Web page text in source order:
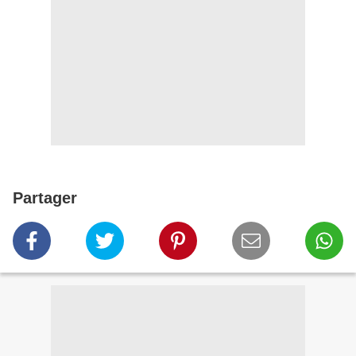
Partager